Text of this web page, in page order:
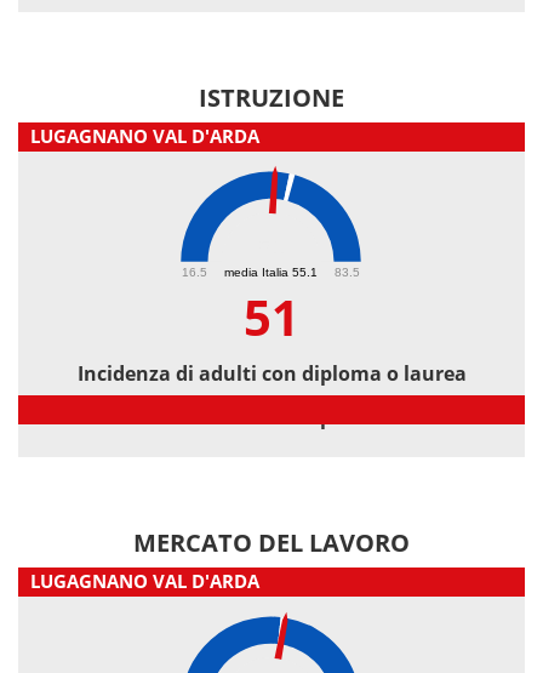
ISTRUZIONE
LUGAGNANO VAL D'ARDA
media Italia 55.1
16.5 83.5
51
Incidenza di adulti con diploma o laurea
MERCATO DEL LAVORO
LUGAGNANO VAL D'ARDA